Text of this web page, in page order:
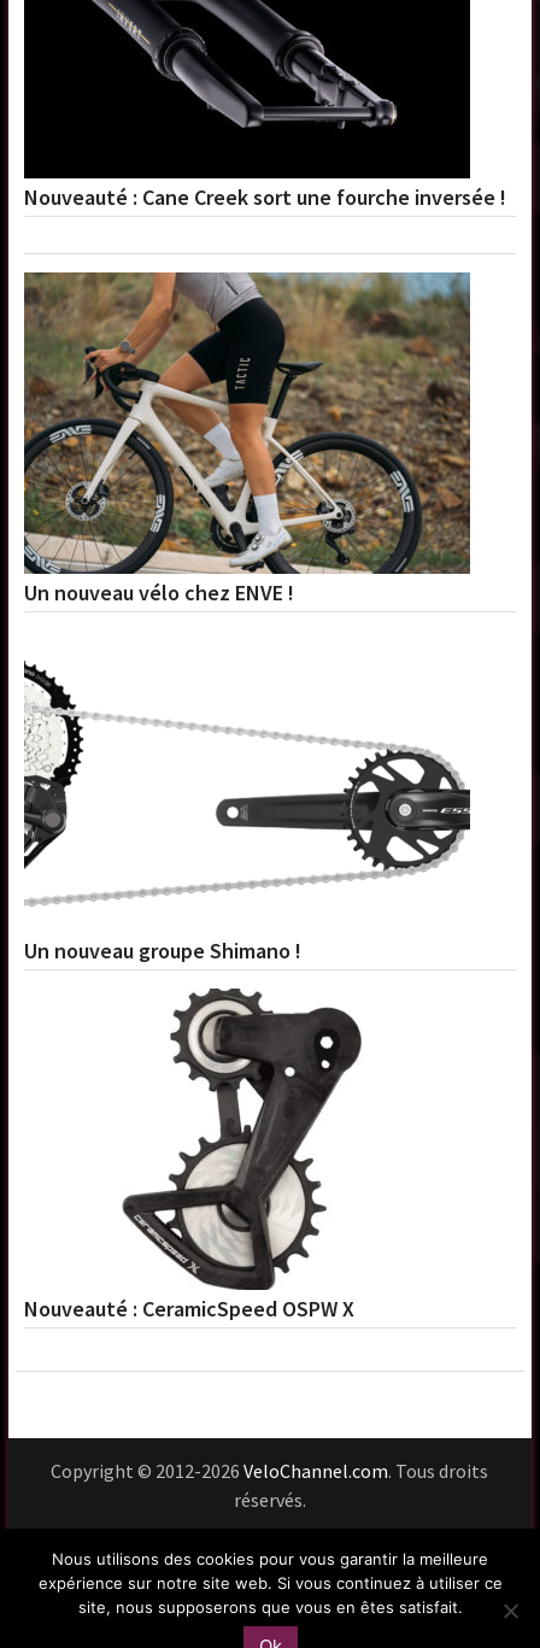
Nouveauté : Cane Creek sort une fourche inversée !
Un nouveau vélo chez ENVE !
Un nouveau groupe Shimano !
Nouveauté : CeramicSpeed OSPW X
Copyright © 2012-2026VeloChannel.com. Tous droits
réservés.
Contact
Le Velo At Large !
Nous utilisons des cookies pour vous garantir la meilleure
expérience sur notre site web. Si vous continuez à utiliser ce
site, nous supposerons que vous en êtes satisfait.